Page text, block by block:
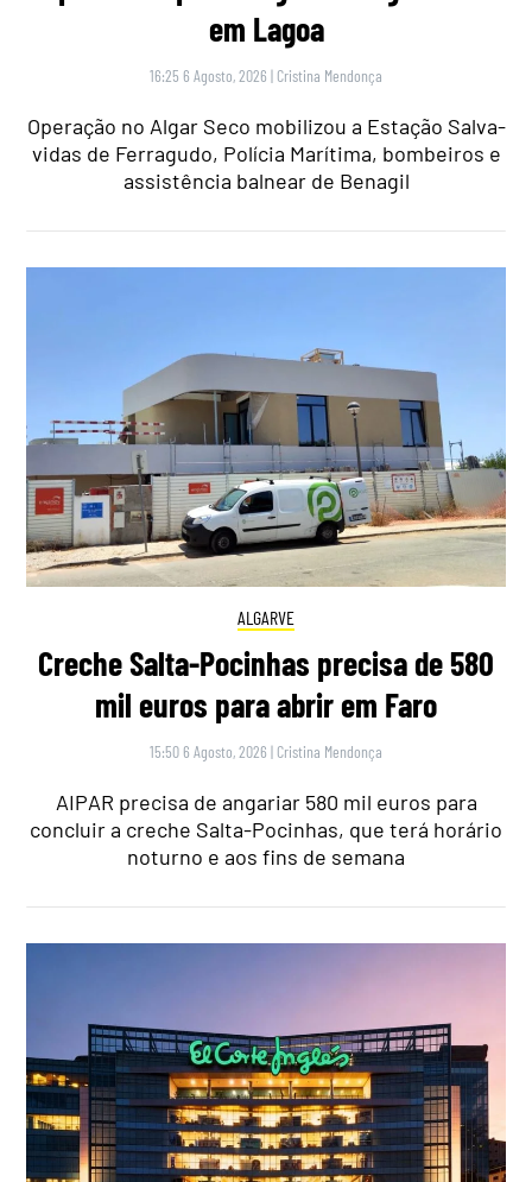
em Lagoa
16:25 6 Agosto, 2026 | Cristina Mendonça
Operação no Algar Seco mobilizou a Estação Salva-
vidas de Ferragudo, Polícia Marítima, bombeiros e
assistência balnear de Benagil
ALGARVE
Creche Salta-Pocinhas precisa de 580
mil euros para abrir em Faro
15:50 6 Agosto, 2026 | Cristina Mendonça
AIPAR precisa de angariar 580 mil euros para
concluir a creche Salta-Pocinhas, que terá horário
noturno e aos fins de semana